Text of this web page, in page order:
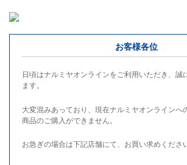
お客様各位
日頃はナルミヤオンラインをご利用いただき、誠
ます。
大変混みあっており、現在ナルミヤオンラインへ
商品のご購入ができません。
お急ぎの場合は下記店舗にて、お買い求めくださ